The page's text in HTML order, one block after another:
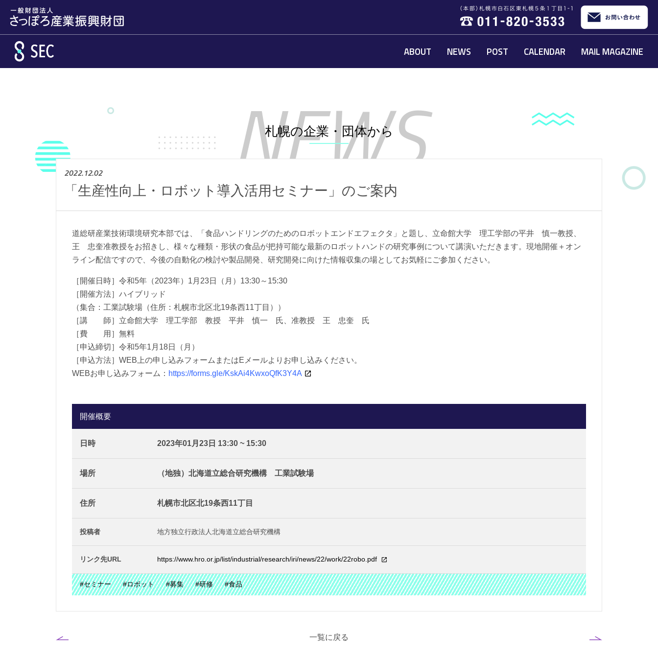
ABOUT NEWS POST CALENDAR MAIL MAGAZINE
札幌の企業・団体から
2022.12.02
「生産性向上・ロボット導入活用セミナー」のご案内
道総研産業技術環境研究本部では、「食品ハンドリングのためのロボットエンドエフェクタ」と題し、立命館大学 理工学部の平井 慎一教授、
王 忠奎准教授をお招きし、様々な種類・形状の食品が把持可能な最新のロボットハンドの研究事例について講演いただきます。現地開催＋オン
ライン配信ですので、今後の自動化の検討や製品開発、研究開発に向けた情報収集の場としてお気軽にご参加ください。
［開催日時］令和5年（2023年）1月23日（月）13:30～15:30
［開催方法］ハイブリッド
（集合：工業試験場（住所：札幌市北区北19条西11丁目））
［講 師］立命館大学 理工学部 教授 平井 慎一 氏、准教授 王 忠奎 氏
［費 用］無料
［申込締切］令和5年1月18日（月）
［申込方法］WEB上の申し込みフォームまたはEメールよりお申し込みください。
WEBお申し込みフォーム： https://forms.gle/KskAi4KwxoQfK3Y4A
開催概要
日時 2023年01月23日 13:30 ~ 15:30
場所 （地独）北海道立総合研究機構 工業試験場
住所 札幌市北区北19条西11丁目
投稿者 地方独立行政法人北海道立総合研究機構
リンク先URL https://www.hro.or.jp/list/industrial/research/iri/news/22/work/22robo.pdf
#セミナー #ロボット #募集 #研修 #食品
一覧に戻る